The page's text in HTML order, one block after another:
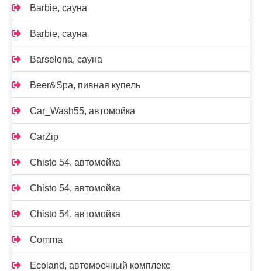
Barbie, сауна
Barbie, сауна
Barselona, сауна
Beer&Spa, пивная купель
Car_Wash55, автомойка
CarZip
Chisto 54, автомойка
Chisto 54, автомойка
Chisto 54, автомойка
Comma
Ecoland, автомоечный комплекс